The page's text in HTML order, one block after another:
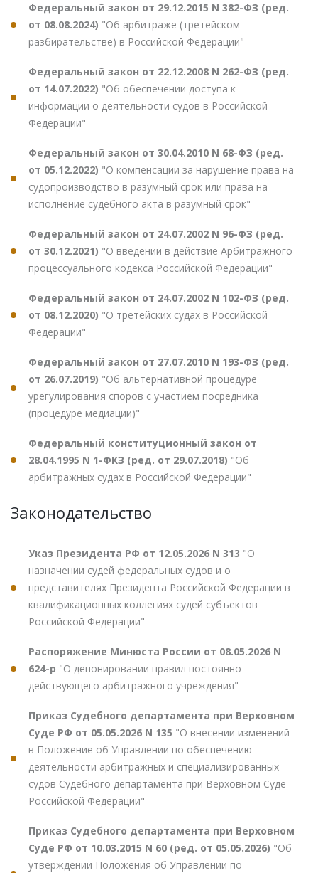
Федеральный закон от 29.12.2015 N 382-ФЗ (ред.
от 08.08.2024) "Об арбитраже (третейском
разбирательстве) в Российской Федерации"
Федеральный закон от 22.12.2008 N 262-ФЗ (ред.
от 14.07.2022) "Об обеспечении доступа к
информации о деятельности судов в Российской
Федерации"
Федеральный закон от 30.04.2010 N 68-ФЗ (ред.
от 05.12.2022) "О компенсации за нарушение права на
судопроизводство в разумный срок или права на
исполнение судебного акта в разумный срок"
Федеральный закон от 24.07.2002 N 96-ФЗ (ред.
от 30.12.2021) "О введении в действие Арбитражного
процессуального кодекса Российской Федерации"
Федеральный закон от 24.07.2002 N 102-ФЗ (ред.
от 08.12.2020) "О третейских судах в Российской
Федерации"
Федеральный закон от 27.07.2010 N 193-ФЗ (ред.
от 26.07.2019) "Об альтернативной процедуре
урегулирования споров с участием посредника
(процедуре медиации)"
Федеральный конституционный закон от
28.04.1995 N 1-ФКЗ (ред. от 29.07.2018) "Об
арбитражных судах в Российской Федерации"
Законодательство
Указ Президента РФ от 12.05.2026 N 313 "О
назначении судей федеральных судов и о
представителях Президента Российской Федерации в
квалификационных коллегиях судей субъектов
Российской Федерации"
Распоряжение Минюста России от 08.05.2026 N
624-р "О депонировании правил постоянно
действующего арбитражного учреждения"
Приказ Судебного департамента при Верховном
Суде РФ от 05.05.2026 N 135 "О внесении изменений
в Положение об Управлении по обеспечению
деятельности арбитражных и специализированных
судов Судебного департамента при Верховном Суде
Российской Федерации"
Приказ Судебного департамента при Верховном
Суде РФ от 10.03.2015 N 60 (ред. от 05.05.2026) "Об
утверждении Положения об Управлении по